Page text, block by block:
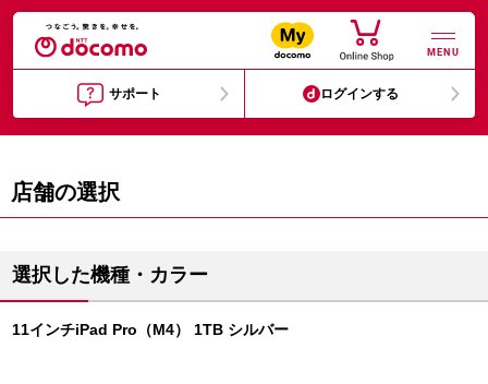
MENU
サポート ログインする
店舗の選択
選択した機種・カラー
11インチiPad Pro（M4） 1TB シルバー